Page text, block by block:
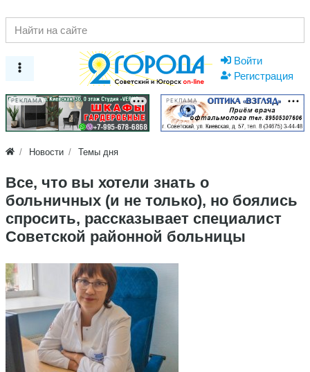
Войти
Регистрация
РЕКЛАМА РЕКЛАМА
Новости Темы дня
Все, что вы хотели знать о
больничных (и не только), но боялись
спросить, рассказывает специалист
Советской районной больницы